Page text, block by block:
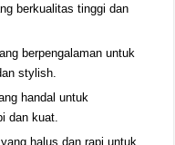
berkualitas tinggi dan
berpengalaman untuk
stylish.
handal untuk
dan kuat.
halus dan rapi untuk